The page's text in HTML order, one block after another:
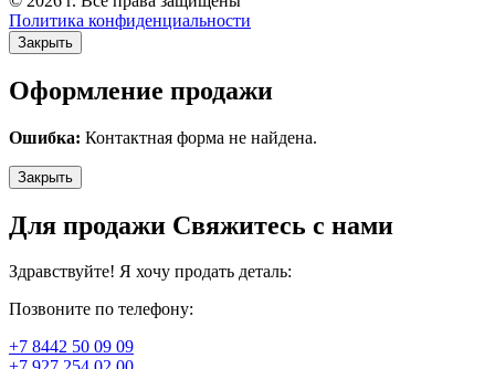
Политика конфиденциальности
Закрыть
Оформление продажи
Ошибка: Контактная форма не найдена.
Закрыть
Для продажи Свяжитесь с нами
Здравствуйте! Я хочу продать деталь:
Позвоните по телефону:
+7 8442 50 09 09